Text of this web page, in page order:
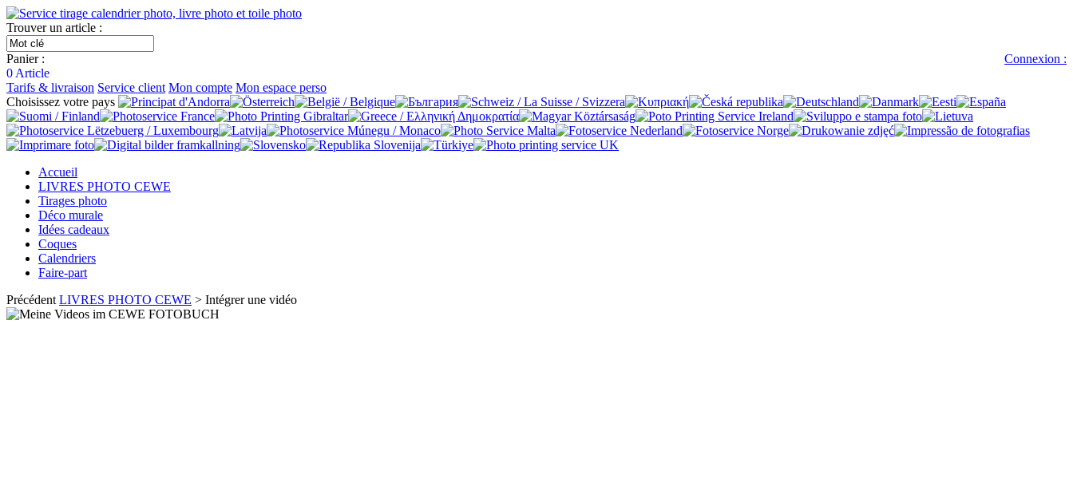
Trouver un article :
Connexion :
Panier :
0 Article
Tarifs & livraison Service client Mon compte Mon espace perso
Choisissez votre pays
Accueil
LIVRES PHOTO CEWE
Tirages photo
Déco murale
Idées cadeaux
Coques
Calendriers
Faire-part
Précédent LIVRES PHOTO CEWE > Intégrer une vidéo